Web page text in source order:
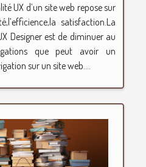
UX d’un site web repose sur
satisfaction.La
Designer est de diminuer au
que peut avoir un
sur un site web....